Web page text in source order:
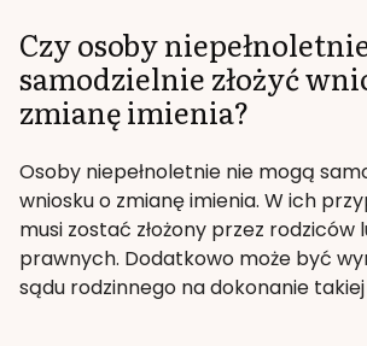
Czy osoby
samodzielnie złożyć
zmianę imienia?
Osoby niepełnoletnie nie mogą
wniosku o zmianę imienia. W ich
musi zostać złożony przez rodziców
prawnych. Dodatkowo może być
sądu rodzinnego na dokonanie